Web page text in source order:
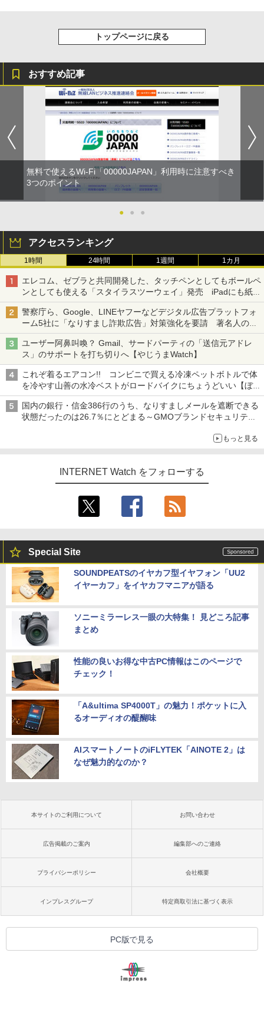
トップページに戻る
おすすめ記事
無料で使えるWi-Fi「00000JAPAN」利用時に注意すべき
3つのポイント
● ● ●
アクセスランキング
1時間 24時間 1週間 1カ月
エレコム、ゼブラと共同開発した、タッチペンとしてもボールペ
ンとしても使える「スタイラスツーウェイ」発売 iPadにも紙に
も、持ち替えずに書き込める
警察庁ら、Google、LINEヤフーなどデジタル広告プラットフォ
ーム5社に「なりすまし詐欺広告」対策強化を要請 著名人の写
真や映像を使った投資詐欺などへの対策として
ユーザー阿鼻叫喚？ Gmail、サードパーティの「送信元アドレ
ス」のサポートを打ち切りへ【やじうまWatch】
これぞ着るエアコン!! コンビニで買える冷凍ペットボトルで体
を冷やす山善の水冷ベストがロードバイクにちょうどいい【ぼっ
ち・ざ・ろーど！その14】【空いた時間でなにしてる？】
国内の銀行・信金386行のうち、なりすましメールを遮断できる
状態だったのは26.7％にとどまる～GMOブランドセキュリティ
もっと見る
INTERNET Watch をフォローする
Special Site
SOUNDPEATSのイヤカフ型イヤフォン「UU2
イヤーカフ」をイヤカフマニアが語る
ソニーミラーレス一眼の大特集！ 見どころ記事
まとめ
性能の良いお得な中古PC情報はこのページで
チェック！
「A&ultima SP4000T」の魅力！ポケットに入
るオーディオの醍醐味
AIスマートノートのiFLYTEK「AINOTE 2」は
なぜ魅力的なのか？
本サイトのご利用について お問い合わせ
広告掲載のご案内 編集部へのご連絡
プライバシーポリシー 会社概要
インプレスグループ 特定商取引法に基づく表示
PC版で見る